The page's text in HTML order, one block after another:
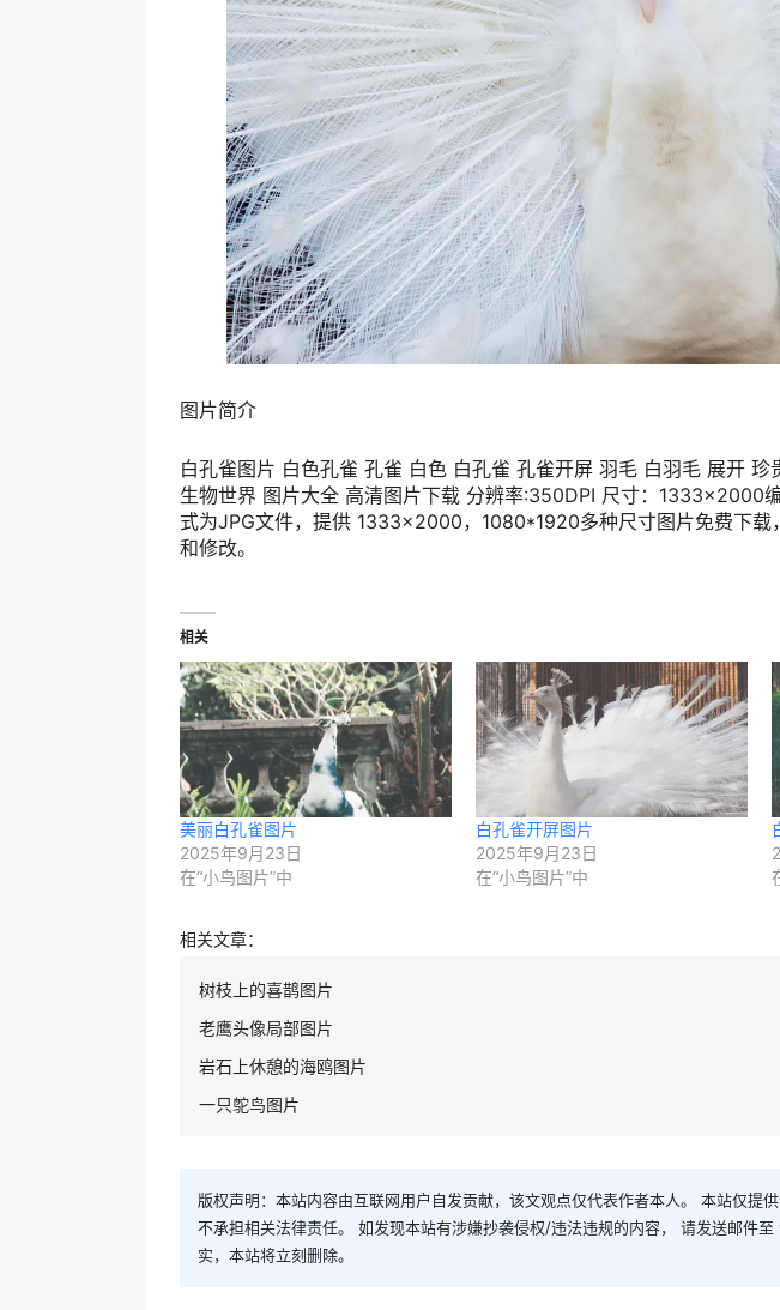
图片简介
白孔雀图片 白色孔雀 孔雀 白色 白孔雀 孔雀开屏 羽毛 白羽毛 展开
生物世界 图片大全 高清图片下载 分辨率:350DPI 尺寸：1333×2000
式为JPG文件，提供 1333×2000，1080*1920多种尺寸图片免费下载
和修改。
相关
美丽白孔雀图片
2025年9月23日
在“小鸟图片”中
白孔雀开屏图片
2025年9月23日
在“小鸟图片”中
相关文章：
树枝上的喜鹊图片
老鹰头像局部图片
岩石上休憩的海鸥图片
一只鸵鸟图片
版权声明：本站内容由互联网用户自发贡献，该文观点仅代表作者本人。 本站仅提
不承担相关法律责任。 如发现本站有涉嫌抄袭侵权/违法违规的内容， 请发送邮件
实，本站将立刻删除。